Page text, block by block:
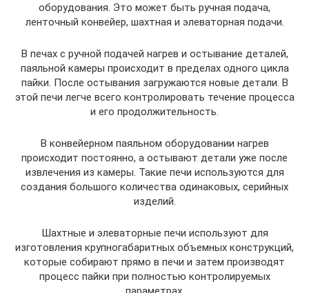
оборудования. Это может быть ручная подача,
ленточный конвейер, шахтная и элеваторная подачи.
В печах с ручной подачей нагрев и остывание деталей,
паяльной камеры происходит в пределах одного цикла
пайки. После остывания загружаются новые детали. В
этой печи легче всего контролировать течение процесса
и его продолжительность.
В конвейерном паяльном оборудовании нагрев
происходит постоянно, а остывают детали уже после
извлечения из камеры. Такие печи используются для
создания большого количества одинаковых, серийных
изделий.
Шахтные и элеваторные печи используют для
изготовления крупногабаритных объемных конструкций,
которые собирают прямо в печи и затем производят
процесс пайки при полностью контролируемых